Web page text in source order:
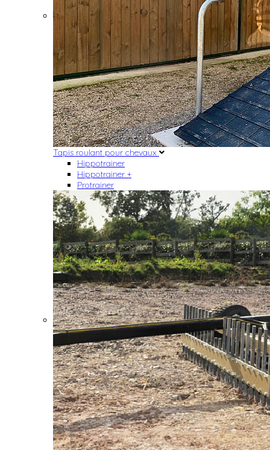
Tapis roulant pour chevaux
Hippotrainer
Hippotrainer +
Protrainer